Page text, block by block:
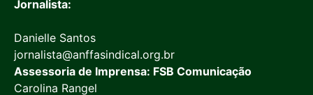
Jornalista:
Danielle Santos
jornalista@anffasindical.org.br
Assessoria de Imprensa: FSB Comunicação
Carolina Rangel